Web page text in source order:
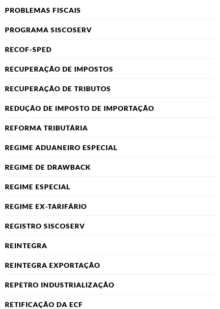
PROBLEMAS FISCAIS
PROGRAMA SISCOSERV
RECOF-SPED
RECUPERAÇÃO DE IMPOSTOS
RECUPERAÇÃO DE TRIBUTOS
REDUÇÃO DE IMPOSTO DE IMPORTAÇÃO
REFORMA TRIBUTÁRIA
REGIME ADUANEIRO ESPECIAL
REGIME DE DRAWBACK
REGIME ESPECIAL
REGIME EX-TARIFÁRIO
REGISTRO SISCOSERV
REINTEGRA
REINTEGRA EXPORTAÇÃO
REPETRO INDUSTRIALIZAÇÃO
RETIFICAÇÃO DA ECF